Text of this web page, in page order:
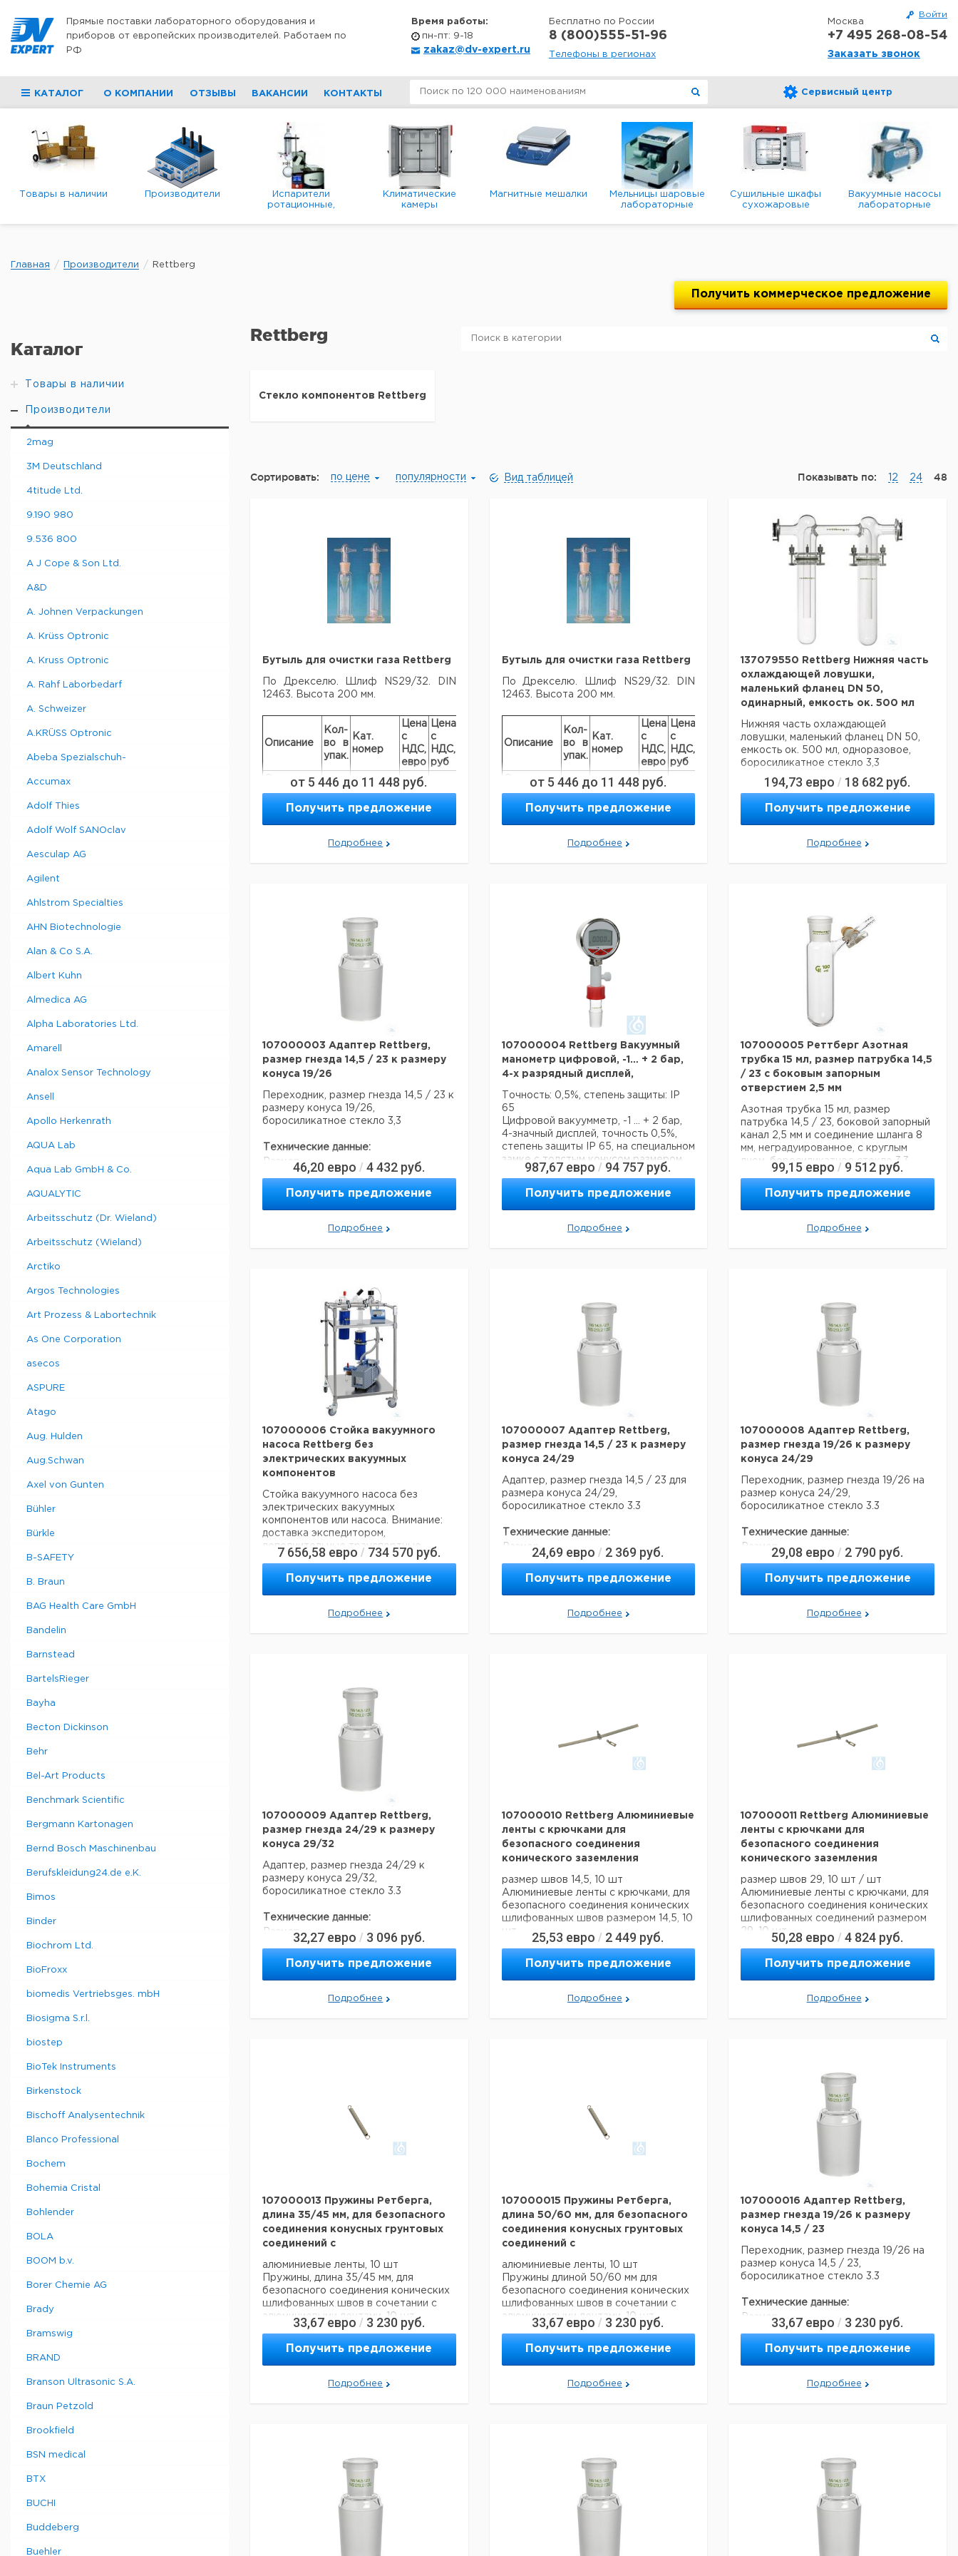
Войти
Прямые поставки лабораторного оборудования и
приборов от европейских производителей. Работаем по
РФ
Время работы:
пн-пт: 9-18
zakaz@dv-expert.ru
Бесплатно по России
8 (800)555-51-96
Телефоны в регионах
Москва
+7 495 268-08-54
Заказать звонок
КАТАЛОГ О КОМПАНИИ ОТЗЫВЫ ВАКАНСИИ КОНТАКТЫ Сервисный центр
Товары в наличии Производители
Испарители
ротационные,
вакуумные
Климатические
камеры
Магнитные мешалки
Мельницы шаровые
лабораторные
Сушильные шкафы
сухожаровые
Вакуумные насосы
лабораторные
мембранные
Главная Производители Rettberg
Получить коммерческое предложение
Каталог
Товары в наличии
Производители
2mag
3M Deutschland
4titude Ltd.
9.190 980
9.536 800
A J Cope & Son Ltd.
A&D
A. Johnen Verpackungen
A. Krüss Optronic
A. Kruss Optronic
A. Rahf Laborbedarf
A. Schweizer
A.KRÜSS Optronic
Abeba Spezialschuh-
Accumax
Adolf Thies
Adolf Wolf SANOclav
Aesculap AG
Agilent
Ahlstrom Specialties
AHN Biotechnologie
Alan & Co S.A.
Albert Kuhn
Almedica AG
Alpha Laboratories Ltd.
Amarell
Analox Sensor Technology
Ansell
Apollo Herkenrath
AQUA Lab
Aqua Lab GmbH & Co.
AQUALYTIC
Arbeitsschutz (Dr. Wieland)
Arbeitsschutz (Wieland)
Arctiko
Argos Technologies
Art Prozess & Labortechnik
As One Corporation
asecos
ASPURE
Atago
Aug. Hulden
Aug.Schwan
Axel von Gunten
Bühler
Bürkle
B-SAFETY
B. Braun
BAG Health Care GmbH
Bandelin
Barnstead
BartelsRieger
Bayha
Becton Dickinson
Behr
Bel-Art Products
Benchmark Scientific
Bergmann Kartonagen
Bernd Bosch Maschinenbau
Berufskleidung24.de e.K.
Bimos
Binder
Biochrom Ltd.
BioFroxx
biomedis Vertriebsges. mbH
Biosigma S.r.l.
biostep
BioTek Instruments
Birkenstock
Bischoff Analysentechnik
Blanco Professional
Bochem
Bohemia Cristal
Bohlender
BOLA
BOOM b.v.
Borer Chemie AG
Brady
Bramswig
BRAND
Branson Ultrasonic S.A.
Braun Petzold
Brookfield
BSN medical
BTX
BUCHI
Buddeberg
Buehler
Rettberg
Стекло компонентов Rettberg
Сортировать: по цене популярности Вид таблицей Показывать по: 12 24 48
Бутыль для очистки газа Rettberg
По Дрекселю. Шлиф NS29/32. DIN
12463. Высота 200 мм.
Описание
Кол-
во в
упак.
Кат.
номер
Цена
с
НДС,
евро
Цена
с
НДС,
руб
Основание
к бутылке
очистки
1 6240962
от 5 446 до 11 448 руб.
Получить предложение
Подробнее
Бутыль для очистки газа Rettberg
По Дрекселю. Шлиф NS29/32. DIN
12463. Высота 200 мм.
Описание
Кол-
во в
упак.
Кат.
номер
Цена
с
НДС,
евро
Цена
с
НДС,
руб
поставки
Основание
к бутылке
очистки
1 6240962
от 5 446 до 11 448 руб.
Получить предложение
Подробнее
137079550 Rettberg Нижняя часть
охлаждающей ловушки,
маленький фланец DN 50,
одинарный, емкость ок. 500 мл
Нижняя часть охлаждающей
ловушки, маленький фланец DN 50,
емкость ок. 500 мл, одноразовое,
боросиликатное стекло 3,3
Технические данные:
Номинальный
500 мл
стекло 3.3
Страна происхождения: Германия
194,73 евро / 18 682 руб.
Получить предложение
Подробнее
107000003 Адаптер Rettberg,
размер гнезда 14,5 / 23 к размеру
конуса 19/26
Переходник, размер гнезда 14,5 / 23 к
размеру конуса 19/26,
боросиликатное стекло 3,3
Технические данные:
Размер
NS 14,5 / 23
Материал:
Боросиликатное стекло
46,20евро / 4 432 руб.
Получить предложение
Подробнее
107000004 Rettberg Вакуумный
манометр цифровой, -1… + 2 бар,
4-х разрядный дисплей,
Точность: 0,5%, степень защиты: IP
65
Цифровой вакуумметр, -1 ... + 2 бар,
4-значный дисплей, точность 0,5%,
степень защиты IP 65, на специальном
замке с толстым конусом размером
29/32, с цифровым отображением
давления (в барах / фунт / кв. Дюйм /
Mpa), хранение минимального и
максимального значения, барограф с
функцией индикатора сопротивления,
отображением состояния зарядки
520 г
Данные для перевозки (реальные
данные могут отличаться)
Страна происхождения:
987,67 евро / 94 757 руб.
Получить предложение
Подробнее
107000005 Реттберг Азотная
трубка 15 мл, размер патрубка 14,5
/ 23 с боковым запорным
отверстием 2,5 мм
Азотная трубка 15 мл, размер
патрубка 14,5 / 23, боковой запорный
канал 2,5 мм и соединение шланга 8
мм, неградуированное, с круглым
дном, боросиликатное стекло 3.3
Технические данные:
NS 14,5 / 23
Боросиликатное стекло
данные могут отличаться)
Страна происхождения:
99,15 евро / 9 512 руб.
Получить предложение
Подробнее
107000006 Стойка вакуумного
насоса Rettberg без
электрических вакуумных
компонентов
Стойка вакуумного насоса без
электрических вакуумных
компонентов или насоса. Внимание:
доставка экспедитором,
дополнительные транспортные
расходы зависят от веса / размера
Технические данные:
Материал:
данные могут отличаться)
Страна происхождения:
7 656,58 евро / 734 570 руб.
Получить предложение
Подробнее
107000007 Адаптер Rettberg,
размер гнезда 14,5 / 23 к размеру
конуса 24/29
Адаптер, размер гнезда 14,5 / 23 для
размера конуса 24/29,
боросиликатное стекло 3.3
Технические данные:
Размер
земли:
NS 14,5 / 23
Материал:
Боросиликатное стекло
24,69 евро / 2 369 руб.
Получить предложение
Подробнее
107000008 Адаптер Rettberg,
размер гнезда 19/26 к размеру
конуса 24/29
Переходник, размер гнезда 19/26 на
размер конуса 24/29,
боросиликатное стекло 3.3
Технические данные:
Размер
земли:
NS 19/26
Материал:
Боросиликатное стекло
29,08 евро / 2 790 руб.
Получить предложение
Подробнее
107000009 Адаптер Rettberg,
размер гнезда 24/29 к размеру
конуса 29/32
Адаптер, размер гнезда 24/29 к
размеру конуса 29/32,
боросиликатное стекло 3.3
Технические данные:
Размер
NS 29/32
Материал:
Боросиликатное стекло
32,27евро / 3 096 руб.
Получить предложение
Подробнее
107000010 Rettberg Алюминиевые
ленты с крючками для
безопасного соединения
конического заземления
размер швов 14,5, 10 шт
Алюминиевые ленты с крючками, для
безопасного соединения конических
шлифованных швов размером 14,5, 10
шт.
Технические данные:
Размер земли:
NS 14,5 / 23
13 г
25,53 евро / 2 449 руб.
Получить предложение
Подробнее
107000011 Rettberg Алюминиевые
ленты с крючками для
безопасного соединения
конического заземления
размер швов 29, 10 шт / шт
Алюминиевые ленты с крючками, для
безопасного соединения конических
шлифованных соединений размером
29, 10 шт.
Технические данные:
Размер земли:
NS 29/32
18 г
50,28 евро / 4 824 руб.
Получить предложение
Подробнее
107000013 Пружины Ретберга,
длина 35/45 мм, для безопасного
соединения конусных грунтовых
соединений с
алюминиевые ленты, 10 шт
Пружины, длина 35/45 мм, для
безопасного соединения конических
шлифованных швов в сочетании с
алюминиевыми лентами, 10 шт.
Технические данные:
Вес нетто:
33,67евро / 3 230 руб.
Получить предложение
Подробнее
107000015 Пружины Ретберга,
длина 50/60 мм, для безопасного
соединения конусных грунтовых
соединений с
алюминиевые ленты, 10 шт
Пружины длиной 50/60 мм для
безопасного соединения конических
шлифованных швов в сочетании с
алюминиевыми лентами, 10 шт.
Технические данные:
Вес нетто:
33,67 евро / 3 230 руб.
Получить предложение
Подробнее
107000016 Адаптер Rettberg,
размер гнезда 19/26 к размеру
конуса 14,5 / 23
Переходник, размер гнезда 19/26 на
размер конуса 14,5 / 23,
боросиликатное стекло 3.3
Технические данные:
Размер
земли:
NS 19/26
Материал:
Боросиликатное стекло
33,67 евро / 3 230 руб.
Получить предложение
Подробнее